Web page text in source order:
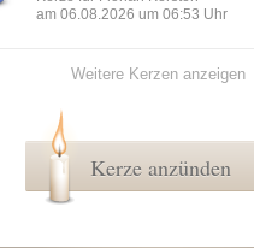
am 06.08.2026 um 06:53 Uhr
Weitere Kerzen anzeigen
Kerze anzünden